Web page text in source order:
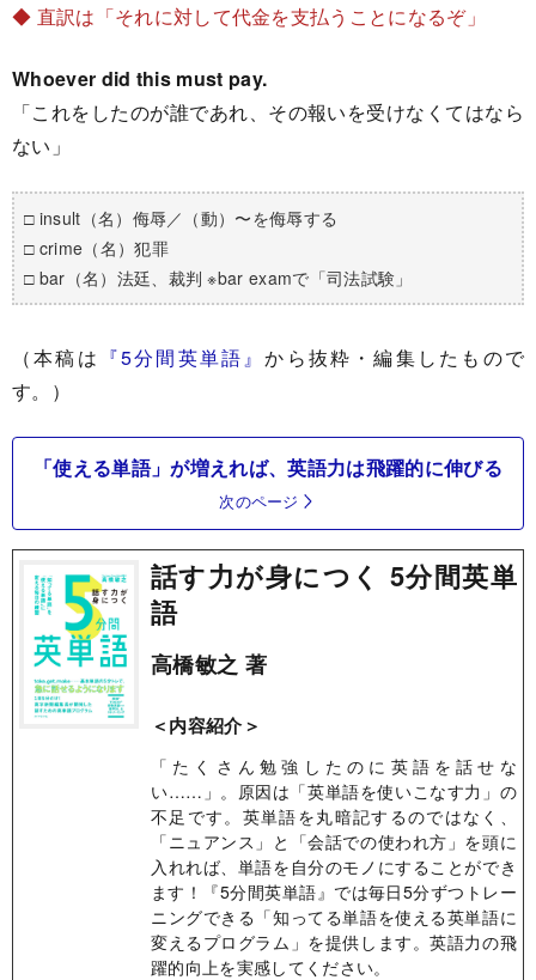
◆ 直訳は「それに対して代金を支払うことになるぞ」
Whoever did this must pay.
「これをしたのが誰であれ、その報いを受けなくてはなら
ない」
□ insult（名）侮辱／（動）〜を侮辱する
□ crime（名）犯罪
□ bar（名）法廷、裁判 ※bar examで「司法試験」
（本稿は 『5分間英単語』から抜粋・編集したもので
す。）
「使える単語」が増えれば、英語力は飛躍的に伸びる
次のページ
話す力が身につく 5分間英単
語
高橋敏之 著
＜内容紹介＞
「たくさん勉強したのに英語を話せな
い……」。原因は「英単語を使いこなす力」の
不足です。英単語を丸暗記するのではなく、
「ニュアンス」と「会話での使われ方」を頭に
入れれば、単語を自分のモノにすることができ
ます！『5分間英単語』では毎日5分ずつトレー
ニングできる「知ってる単語を使える英単語に
変えるプログラム」を提供します。英語力の飛
躍的向上を実感してください。